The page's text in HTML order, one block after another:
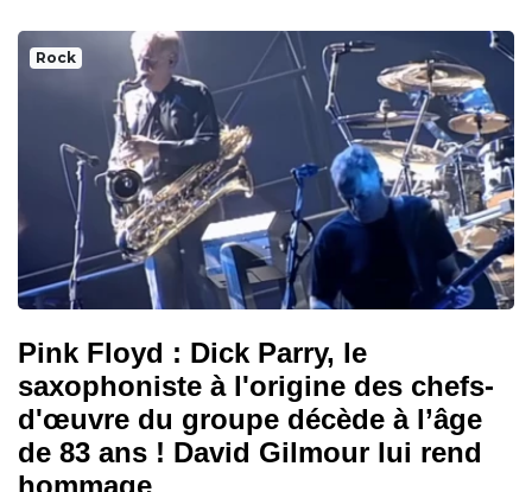
Rock
Pink Floyd : Dick Parry, le
saxophoniste à l'origine des chefs-
d'œuvre du groupe décède à l’âge
de 83 ans ! David Gilmour lui rend
hommage